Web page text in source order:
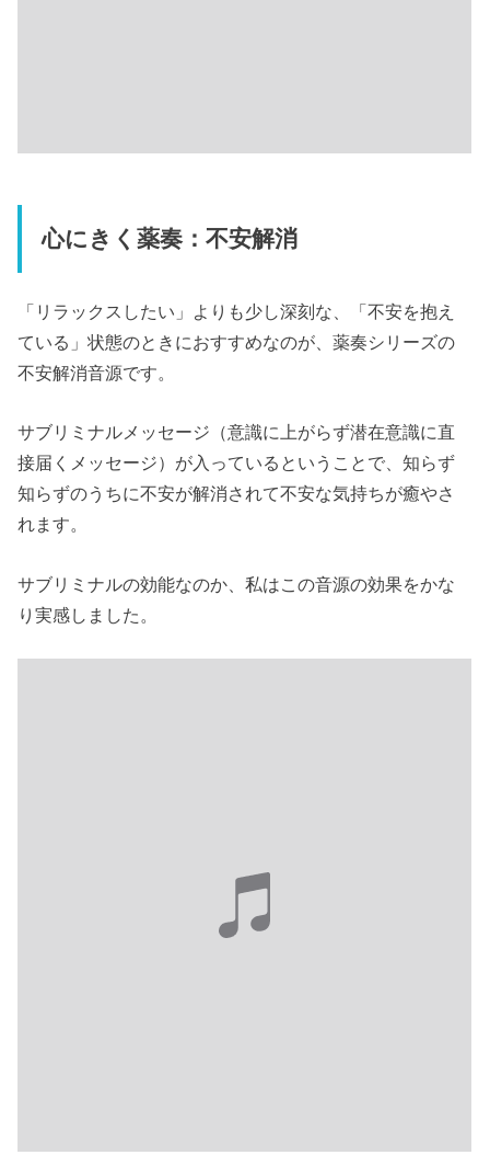
心にきく薬奏：不安解消
「リラックスしたい」よりも少し深刻な、「不安を抱え
ている」状態のときにおすすめなのが、薬奏シリーズの
不安解消音源です。
サブリミナルメッセージ（意識に上がらず潜在意識に直
接届くメッセージ）が入っているということで、知らず
知らずのうちに不安が解消されて不安な気持ちが癒やさ
れます。
サブリミナルの効能なのか、私はこの音源の効果をかな
り実感しました。